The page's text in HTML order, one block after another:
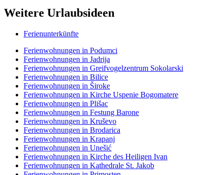
Weitere Urlaubsideen
Ferienunterkünfte
Ferienwohnungen in Podumci
Ferienwohnungen in Jadrija
Ferienwohnungen in Greifvogelzentrum Sokolarski
Ferienwohnungen in Bilice
Ferienwohnungen in Široke
Ferienwohnungen in Kirche Uspenie Bogomatere
Ferienwohnungen in Plišac
Ferienwohnungen in Festung Barone
Ferienwohnungen in Kruševo
Ferienwohnungen in Brodarica
Ferienwohnungen in Krapanj
Ferienwohnungen in Unešić
Ferienwohnungen in Kirche des Heiligen Ivan
Ferienwohnungen in Kathedrale St. Jakob